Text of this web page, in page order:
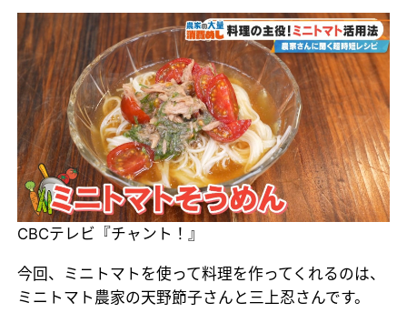
CBCテレビ『チャント！』
今回、ミニトマトを使って料理を作ってくれるのは、
ミニトマト農家の天野節子さんと三上忍さんです。